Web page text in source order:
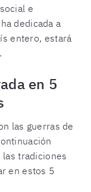
e
dedicada a
entero, estará
en 5
las guerras de
tradiciones
en estos 5